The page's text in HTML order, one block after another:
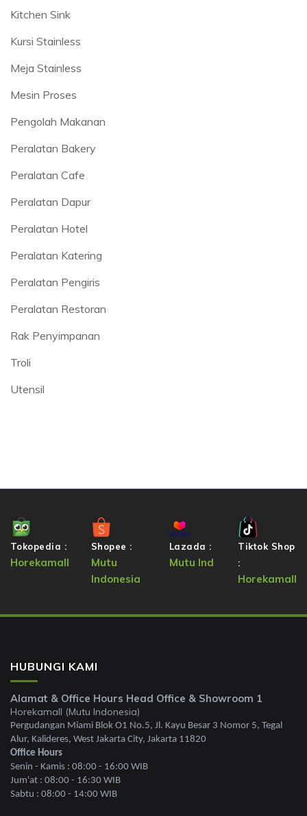
Kitchen Sink
Kursi Stainless
Meja Stainless
Mesin Proses
Pengolah Makanan
Peralatan Bakery
Peralatan Cafe
Peralatan Dapur
Peralatan Hotel
Peralatan Katering
Peralatan Pengiris
Peralatan Restoran
Rak Penyimpanan
Troli
Utensil
Tokopedia :
Horekamall
Shopee :
Mutu
Indonesia
Lazada :
Mutu Ind
Tiktok Shop
:
Horekamall
HUBUNGI KAMI
Alamat & Office Hours Head Office & Showroom 1
Horekamall (Mutu Indonesia)
Pergudangan Miami Blok O1 No.5, Jl. Kayu Besar 3 Nomor 5, Tegal
Alur, Kalideres, West Jakarta City, Jakarta 11820
Office Hours
Senin - Kamis : 08:00 - 16:00 WIB
Jum'at : 08:00 - 16:30 WIB
Sabtu : 08:00 - 14:00 WIB